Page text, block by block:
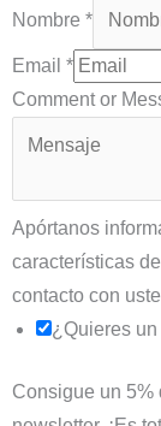
Nombre *
Email *
Comment or
Apórtanos
características
contacto con
¿Quieres
Consigue un 5%